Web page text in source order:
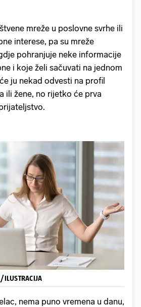
mreže u poslovne svrhe ili
interese, pa su mreže
pohranjuje neke informacije
i koje želi sačuvati na jednom
ju nekad odvesti na profil
ili žene, no rijetko će prva
nema puno vremena u danu,